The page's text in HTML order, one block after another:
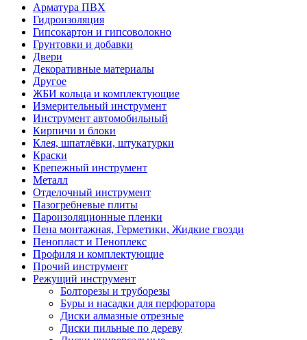
Арматура ПВХ
Гидроизоляция
Гипсокартон и гипсоволокно
Грунтовки и добавки
Двери
Декоративные материалы
Другое
ЖБИ кольца и комплектующие
Измерительный инструмент
Инструмент автомобильный
Кирпичи и блоки
Клея, шпатлёвки, штукатурки
Краски
Крепежный инструмент
Металл
Отделочный инструмент
Пазогребневые плиты
Пароизоляционные пленки
Пена монтажная, Герметики, Жидкие гвозди
Пенопласт и Пеноплекс
Профиля и комплектующие
Прочий инструмент
Режущий инструмент
Болторезы и труборезы
Буры и насадки для перфоратора
Диски алмазные отрезные
Диски пильные по дереву